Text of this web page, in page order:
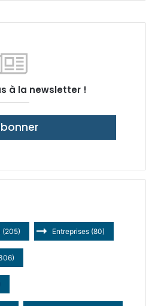
à la newsletter !
(205) Entreprises (80)